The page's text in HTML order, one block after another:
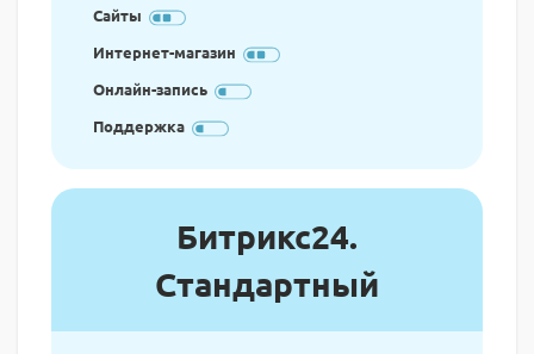
Сайты
Интернет-магазин
Онлайн-запись
Поддержка
Битрикс24.
Стандартный